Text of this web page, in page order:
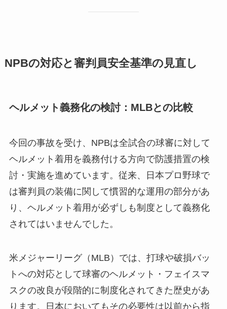
NPBの対応と審判員安全基準の見直し
ヘルメット義務化の検討：MLBとの比較
今回の事故を受け、NPBは全試合の球審に対して
ヘルメット着用を義務付ける方向で防護措置の検
討・実施を進めています。従来、日本プロ野球で
は審判員の装備に関して慣習的な運用の部分があ
り、ヘルメット着用が必ずしも制度として義務化
されてはいませんでした。
米メジャーリーグ（MLB）では、打球や破損バッ
トへの対応として球審のヘルメット・フェイスマ
スクの改良が段階的に制度化されてきた歴史があ
ります。日本においてもその必要性は以前から指